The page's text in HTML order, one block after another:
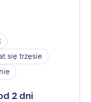
się trzęsie
2 dni